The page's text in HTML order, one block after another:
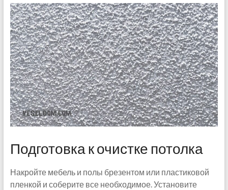
Подготовка к очистке потолка
Накройте мебель и полы брезентом или пластиковой
пленкой и соберите все необходимое. Установите